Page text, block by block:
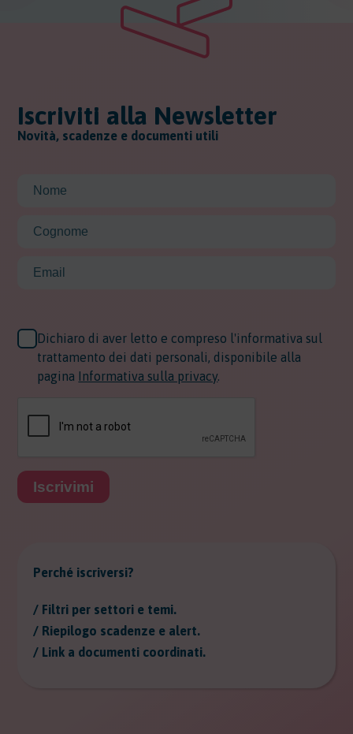
Iscriviti alla Newsletter
Novità, scadenze e documenti utili
Dichiaro di aver letto e compreso l'informativa sul
trattamento dei dati personali, disponibile alla
pagina Informativa sulla privacy.
Iscrivimi
Perché iscriversi?
/ Filtri per settori e temi.
/ Riepilogo scadenze e alert.
/ Link a documenti coordinati.